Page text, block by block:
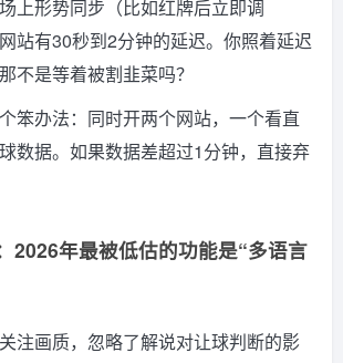
上形势同步（比如红牌后立即调
站有30秒到2分钟的延迟。你照着延迟
不是等着被割韭菜吗？
笨办法：同时开两个网站，一个看直
数据。如果数据差超过1分钟，直接弃
2026年最被低估的功能是“多语言
注画质，忽略了解说对让球判断的影